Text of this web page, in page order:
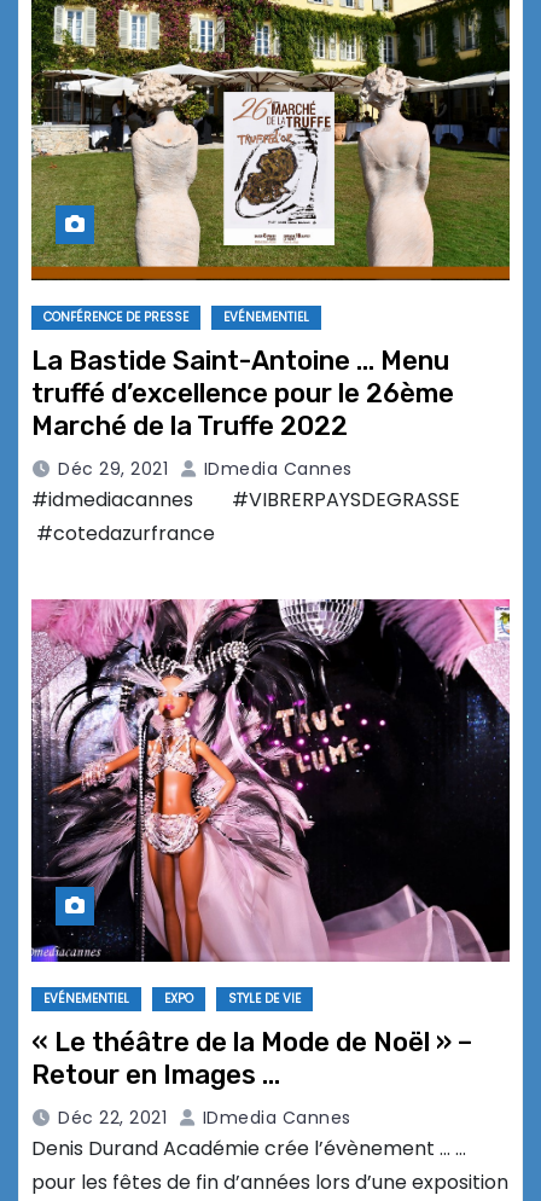
CONFÉRENCE DE PRESSE EVÉNEMENTIEL
La Bastide Saint-Antoine … Menu
truffé d’excellence pour le 26ème
Marché de la Truffe 2022
Déc 29, 2021 IDmedia Cannes
#idmediacannes #VIBRERPAYSDEGRASSE
#cotedazurfrance
EVÉNEMENTIEL EXPO STYLE DE VIE
« Le théâtre de la Mode de Noël » –
Retour en Images …
Déc 22, 2021 IDmedia Cannes
Denis Durand Académie crée l’évènement … …
pour les fêtes de fin d’années lors d’une exposition